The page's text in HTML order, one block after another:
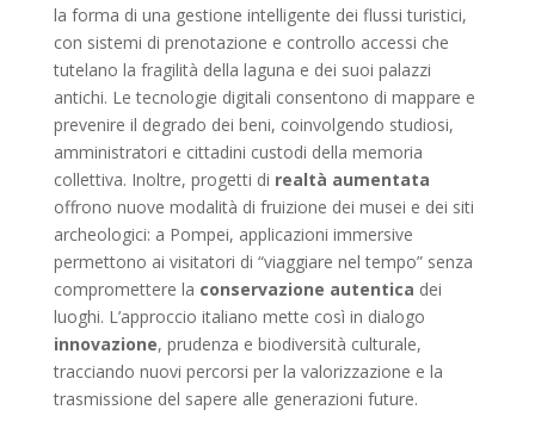
la forma di una gestione intelligente dei flussi turistici,
con sistemi di prenotazione e controllo accessi che
tutelano la fragilità della laguna e dei suoi palazzi
antichi. Le tecnologie digitali consentono di mappare e
prevenire il degrado dei beni, coinvolgendo studiosi,
amministratori e cittadini custodi della memoria
collettiva. Inoltre, progetti di realtà aumentata
offrono nuove modalità di fruizione dei musei e dei siti
archeologici: a Pompei, applicazioni immersive
permettono ai visitatori di “viaggiare nel tempo” senza
compromettere la conservazione autentica dei
luoghi. L’approccio italiano mette così in dialogo
innovazione, prudenza e biodiversità culturale,
tracciando nuovi percorsi per la valorizzazione e la
trasmissione del sapere alle generazioni future.